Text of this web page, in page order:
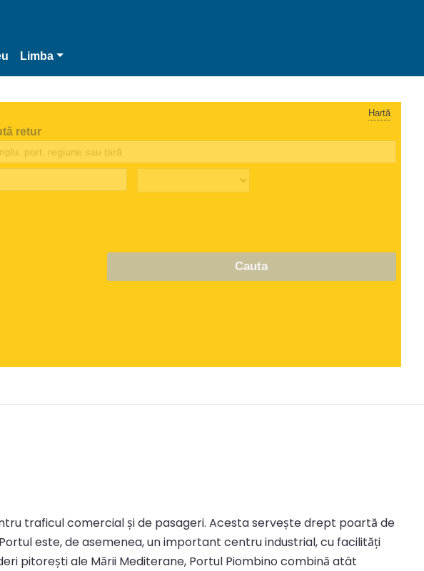
Limba
Hartă
retur
Cauta
traficul comercial și de pasageri. Acesta servește drept poartă de
este, de asemenea, un important centru industrial, cu facilități
pitorești ale Mării Mediterane, Portul Piombino combină atât